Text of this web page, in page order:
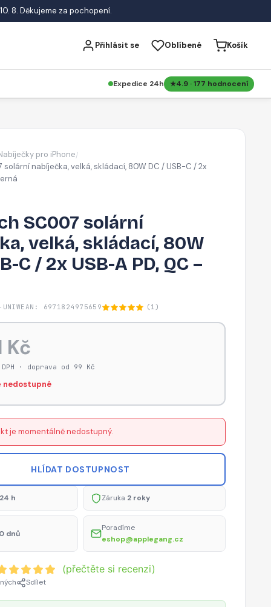
8. Děkujeme za pochopení.
Přihlásit se Oblíbené Košík
Expedice 24h 4.9 · 177 hodnocení
pro iPhone/
nabíječka, velká, skládací, 80W DC / USB-C / 2x
SC007 solární
velká, skládací, 80W
C / 2x USB-A PD, QC –
EAN: 6971824975659 (1)
Kč
· doprava od 99 Kč
nedostupné
je momentálně nedostupný.
HLÍDAT DOSTUPNOST
h Záruka 2 roky
dnů
Poradíme
eshop@applegang.cz
(přečtěte si recenzi)
Sdílet